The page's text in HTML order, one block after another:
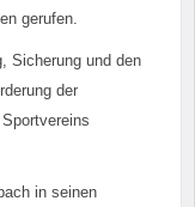
gerufen.
Sicherung und den
der
in seinen